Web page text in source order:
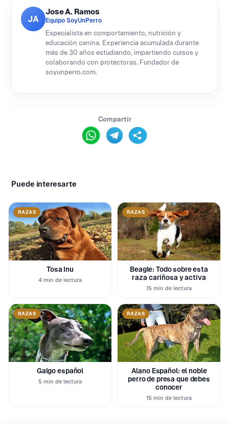
JA
Jose A. Ramos
Equipo SoyUnPerro
Especialista en comportamiento, nutrición y
educación canina. Experiencia acumulada durante
más de 30 años estudiando, impartiendo cursos y
colaborando con protectoras. Fundador de
soyunperro.com.
Compartir
Puede interesarte
RAZAS
Tosa Inu
4 min de lectura
RAZAS
Beagle: Todo sobre esta
raza cariñosa y activa
15 min de lectura
RAZAS
Galgo español
5 min de lectura
RAZAS
Alano Español: el noble
perro de presa que debes
conocer
15 min de lectura